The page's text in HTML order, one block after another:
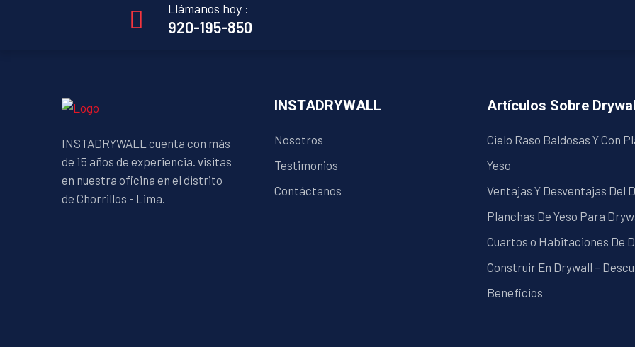
Llámanos hoy :
920-195-850
INSTADRYWALL cuenta con más
de 15 años de experiencia. visitas
en nuestra oficina en el distrito
de Chorrillos - Lima.
INSTADRYWALL
Nosotros
Testimonios
Contáctanos
Artículos Sobre Drywall
Cielo Raso Baldosas Y Con
Yeso
Ventajas Y Desventajas Del
Planchas De Yeso Para
Cuartos o Habitaciones De
Construir En Drywall –
Beneficios